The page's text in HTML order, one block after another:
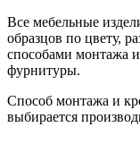
Все мебельные
образцов по цвету,
способами монтажа
фурнитуры.
Способ монтажа и
выбирается